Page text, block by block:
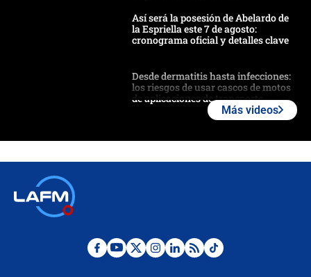
Así será la posesión de Abelardo de
la Espriella este 7 de agosto:
cronograma oficial y detalles clave
Desde dermatitis hasta infecciones:
los riesgos de usar cascos de motos
de aplicaciones de transporte
Posesión de Abelardo De La Espriella
Más videos